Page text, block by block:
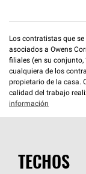
Los contratistas que
asociados a Owens
filiales (en su conjunto,
cualquiera de los
propietario de la casa.
calidad del trabajo
información
TECHOS